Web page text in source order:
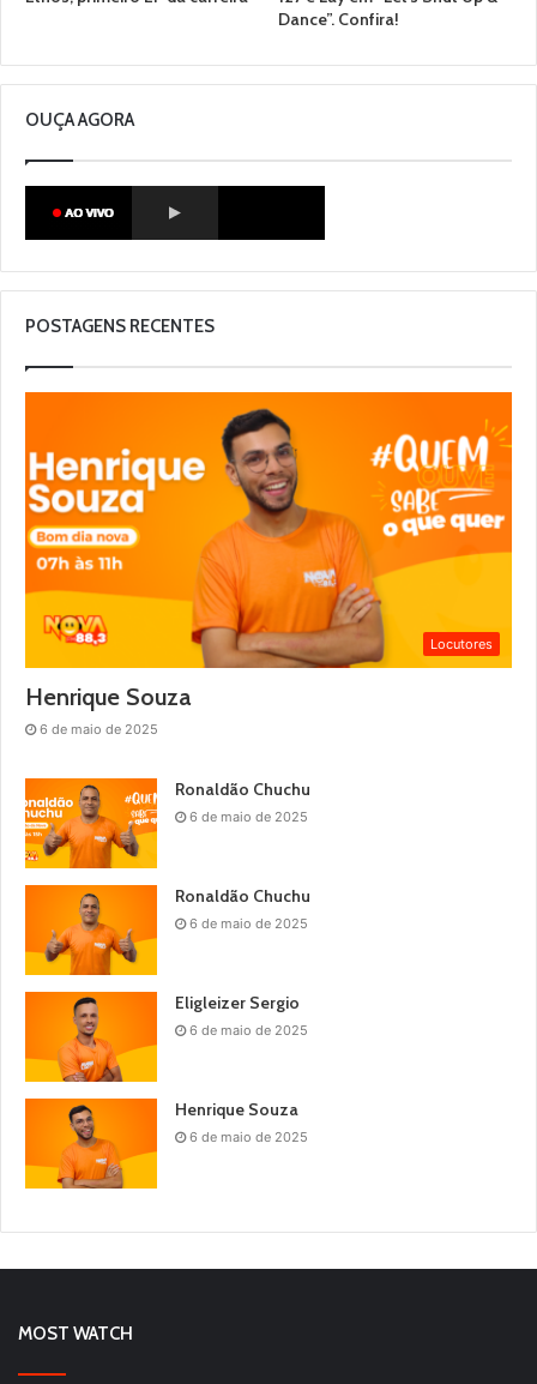
Dance”. Confira!
OUÇA AGORA
POSTAGENS RECENTES
Locutores
Henrique Souza
6 de maio de 2025
Ronaldão Chuchu
6 de maio de 2025
Ronaldão Chuchu
6 de maio de 2025
Eligleizer Sergio
6 de maio de 2025
Henrique Souza
6 de maio de 2025
MOST WATCH